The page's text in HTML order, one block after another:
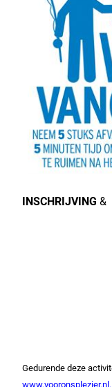
INSCHRIJVING &
Gedurende deze
www.vooronsplezier.nl.